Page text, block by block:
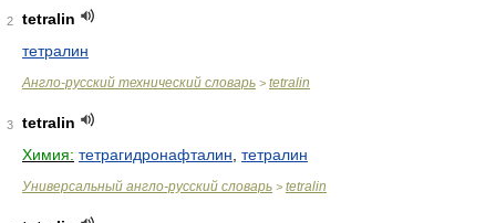
2
tetralin
тетралин
Англо-русский технический словарь > tetralin
3
tetralin
Химия: тетрагидронафталин тетралин
Универсальный англо-русский словарь > tetralin